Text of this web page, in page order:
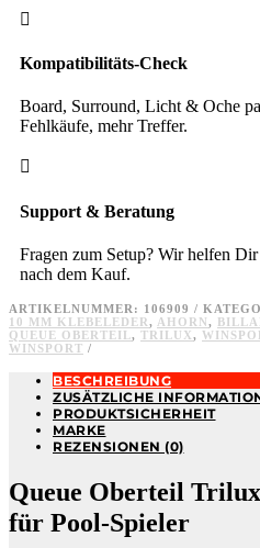

Kompatibilitäts-Check
Board, Surround, Licht & Oche
Fehlkäufe, mehr Treffer.

Support & Beratung
Fragen zum Setup? Wir helfen
nach dem Kauf.
ARTIKELNUMMER: 106909
10 MM KLEBELEDER, AHORN,
QUEUE OBERTEIL, TRILUX,
WINSPORT
BESCHREIBUNG
ZUSÄTZLICHE
PRODUKTSICHERHEIT
MARKE
REZENSIONEN (0)
Queue Oberteil
für Pool-Spieler